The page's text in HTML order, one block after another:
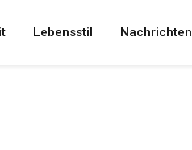
Lebensstil Nachrichten